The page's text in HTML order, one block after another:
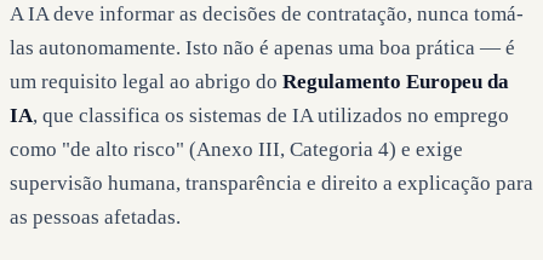
A IA deve informar as decisões de contratação, nunca tomá-
las autonomamente. Isto não é apenas uma boa prática — é
um requisito legal ao abrigo do Regulamento Europeu da
IA, que classifica os sistemas de IA utilizados no emprego
como "de alto risco" (Anexo III, Categoria 4) e exige
supervisão humana, transparência e direito a explicação para
as pessoas afetadas.